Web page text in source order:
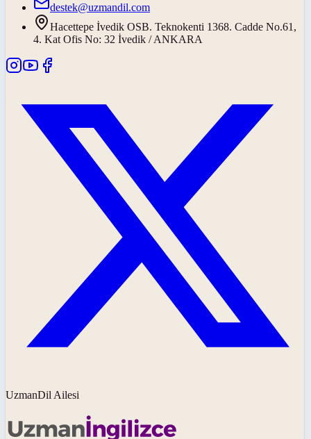
destek@uzmandil.com
Hacettepe İvedik OSB. Teknokenti 1368. Cadde No.61,
4. Kat Ofis No: 32 İvedik / ANKARA
UzmanDil Ailesi